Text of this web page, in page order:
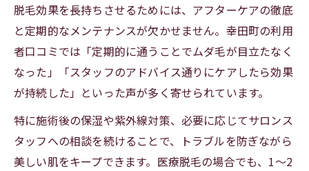
脱毛効果を長持ちさせるためには、アフターケアの徹底
と定期的なメンテナンスが欠かせません。幸田町の利用
者口コミでは「定期的に通うことでムダ毛が目立たなく
なった」「スタッフのアドバイス通りにケアしたら効果
が持続した」といった声が多く寄せられています。
特に施術後の保湿や紫外線対策、必要に応じてサロンス
タッフへの相談を続けることで、トラブルを防ぎながら
美しい肌をキープできます。医療脱毛の場合でも、1～2